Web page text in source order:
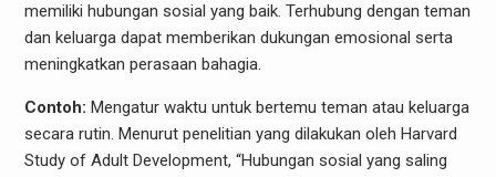
memiliki hubungan sosial yang baik. Terhubung dengan teman
dan keluarga dapat memberikan dukungan emosional serta
meningkatkan perasaan bahagia.
Contoh: Mengatur waktu untuk bertemu teman atau keluarga
secara rutin. Menurut penelitian yang dilakukan oleh Harvard
Study of Adult Development, “Hubungan sosial yang saling